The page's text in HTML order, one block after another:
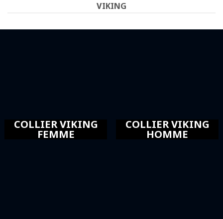
VIKING
COLLIER VIKING
FEMME
COLLIER VIKING
HOMME